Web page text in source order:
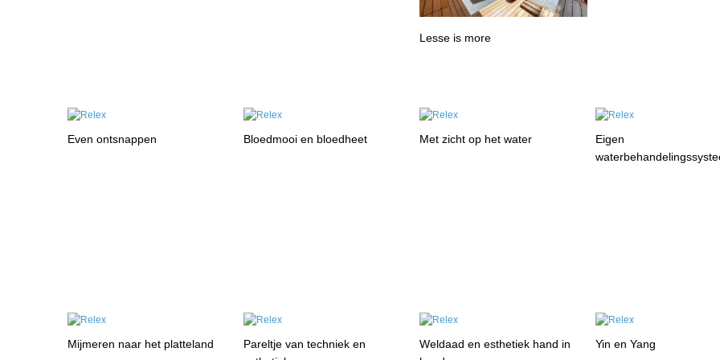
Lesse is more
Even ontsnappen Bloedmooi en bloedheet Met zicht op het water
Eigen
Mijmeren naar het platteland
Pareltje van techniek en
Weldaad en esthetiek hand in
Yin en Yang